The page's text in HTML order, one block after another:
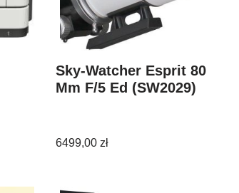
Sky-Watcher Esprit 80
Mm F/5 Ed (SW2029)
6499,00 zł